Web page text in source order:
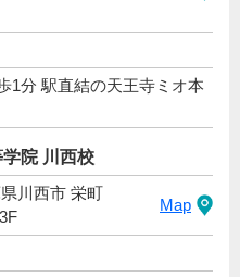
1分 駅直結の天王寺ミオ本
学院 川西校
川西市 栄町
Map